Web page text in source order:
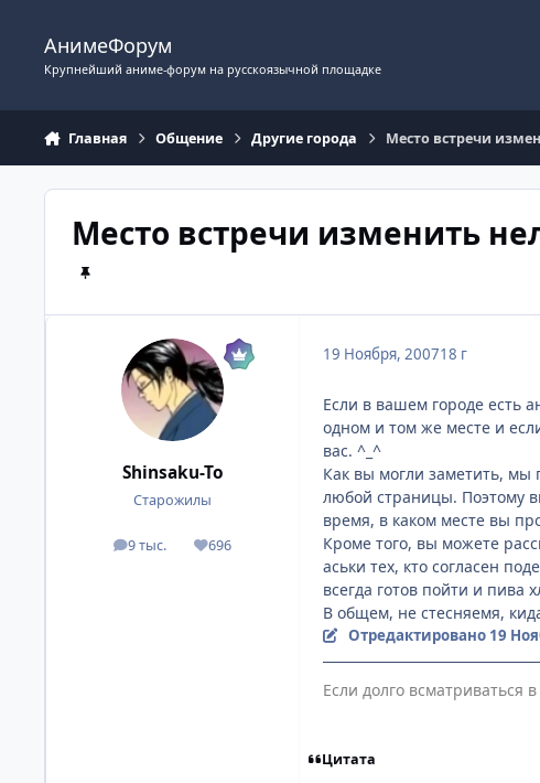
АнимеФорум
Крупнейший аниме-форум на русскоязычной площадке
Главная Общение Другие города Место встречи
Место встречи изменить
Shinsaku-To
Старожилы
9 тыс.
посты 696
Репутация
19 Ноября, 200718 г
Если в вашем городе есть
одном и том же месте и
вас. ^_^
Как вы могли заметить, мы
любой страницы. Поэтому
время, в каком месте вы
Кроме того, вы можете
аськи тех, кто согласен
всегда готов пойти и пива
В общем, не стесняемя,
Отредактировано 19
Если долго всматриваться
Цитата